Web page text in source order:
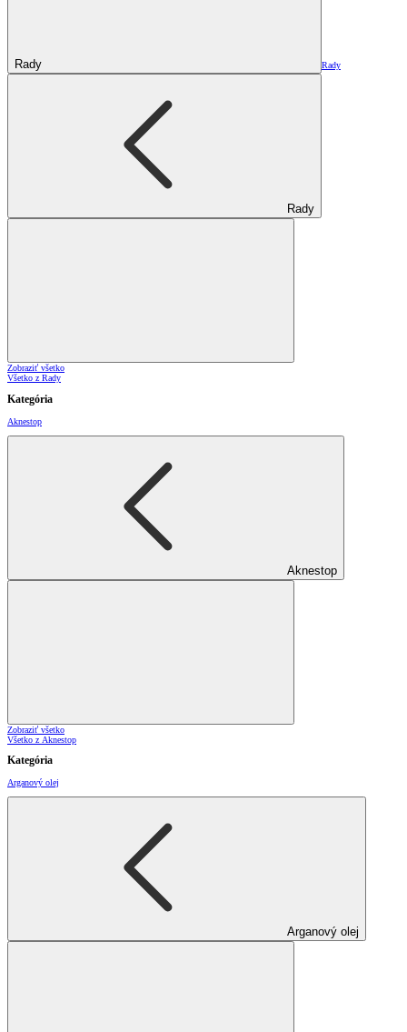
Rady Rady
Rady
Zobraziť všetko
Všetko z Rady
Kategória
Aknestop
Aknestop
Zobraziť všetko
Všetko z Aknestop
Kategória
Arganový olej
Arganový olej